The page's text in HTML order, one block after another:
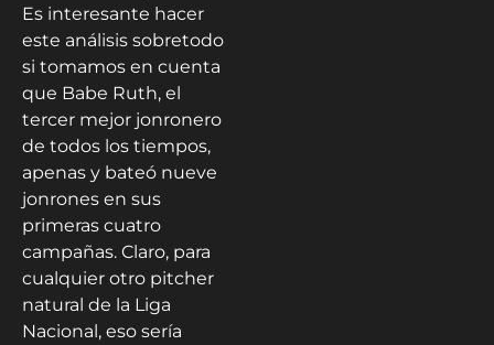
Es interesante hacer
este análisis sobretodo
si tomamos en cuenta
que Babe Ruth, el
tercer mejor jonronero
de todos los tiempos,
apenas y bateó nueve
jonrones en sus
primeras cuatro
campañas. Claro, para
cualquier otro pitcher
natural de la Liga
Nacional, eso sería